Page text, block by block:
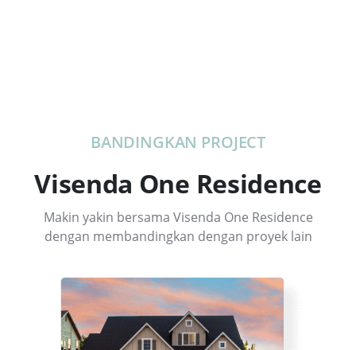
BANDINGKAN PROJECT
Visenda One Residence
Makin yakin bersama Visenda One Residence
dengan membandingkan dengan proyek lain